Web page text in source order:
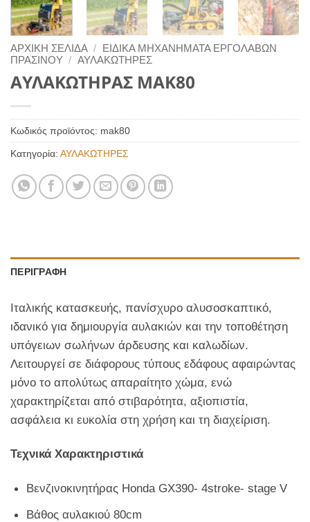
ΑΡΧΙΚΉ ΣΕΛΊΔΑ /
ΕΙΔΙΚΑ ΜΗΧΑΝΗΜΑΤΑ ΕΡΓΟΛΑΒΩΝ
ΠΡΑΣΙΝΟΥ / ΑΥΛΑΚΩΤΗΡΕΣ
AΥΛΑΚΩΤΗΡΑΣ MAK80
Κωδικός προϊόντος: mak80
Κατηγορία: ΑΥΛΑΚΩΤΗΡΕΣ
ΠΕΡΙΓΡΑΦΉ
Ιταλικής κατασκευής, πανίσχυρο αλυσοσκαπτικό,
ιδανικό για δημιουργία αυλακιών και την τοποθέτηση
υπόγειων σωλήνων άρδευσης και καλωδίων.
Λειτουργεί σε διάφορους τύπους εδάφους αφαιρώντας
μόνο το απολύτως απαραίτητο χώμα, ενώ
χαρακτηρίζεται από στιβαρότητα, αξιοπιστία,
ασφάλεια κι ευκολία στη χρήση και τη διαχείριση.
Τεχνικά Χαρακτηριστικά
Βενζινοκινητήρας Honda GX390- 4stroke- stage V
Bάθος αυλακιού 80cm